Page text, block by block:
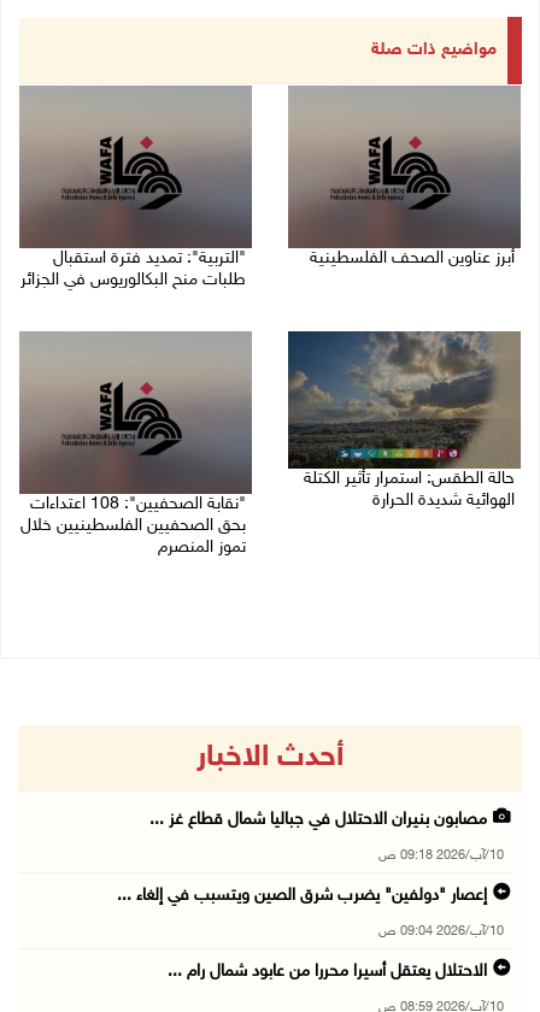
مواضيع ذات صلة
أبرز عناوين الصحف الفلسطينية
"التربية": تمديد فترة استقبال
طلبات منح البكالوريوس في الجزائر
حالة الطقس: استمرار تأثير الكتلة
الهوائية شديدة الحرارة
"نقابة الصحفيين": 108 اعتداءات
بحق الصحفيين الفلسطينيين خلال
تموز المنصرم
أحدث الاخبار
مصابون بنيران الاحتلال في جباليا شمال قطاع غز ...
10/آب/2026 09:18 ص
إعصار "دولفين" يضرب شرق الصين ويتسبب في إلغاء ...
10/آب/2026 09:04 ص
الاحتلال يعتقل أسيرا محررا من عابود شمال رام ...
10/آب/2026 08:59 ص